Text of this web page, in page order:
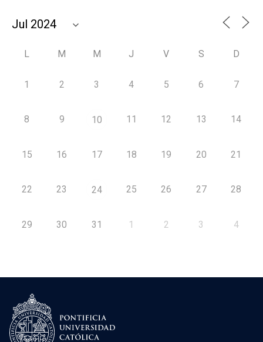
L M M J V S D
1 2 3 4 5 6 7
8 9 10 11 12 13 14
15 16 17 18 19 20 21
22 23 24 25 26 27 28
29 30 31 1 2 3 4